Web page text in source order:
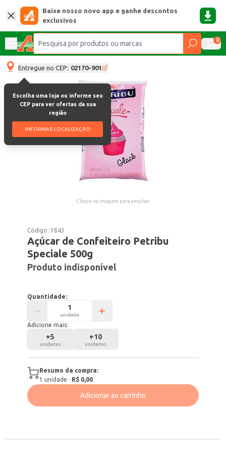
Baixe nosso novo app e ganhe descontos
exclusivos
0
Entregue no CEP: 02170-901
Escolha uma loja ou informe seu
CEP para ver ofertas da sua
região
INFORMAR LOCALIZAÇÃO
Clique na imagem para ampliar.
Código: 1843
Açúcar de Confeiteiro Petribu
Speciale 500g
Produto indisponível
Quantidade:
unidade
Adicione mais:
+5
unidades
+10
unidades
Resumo da compra:
1 unidade · R$ 0,00
Adicionar ao carrinho